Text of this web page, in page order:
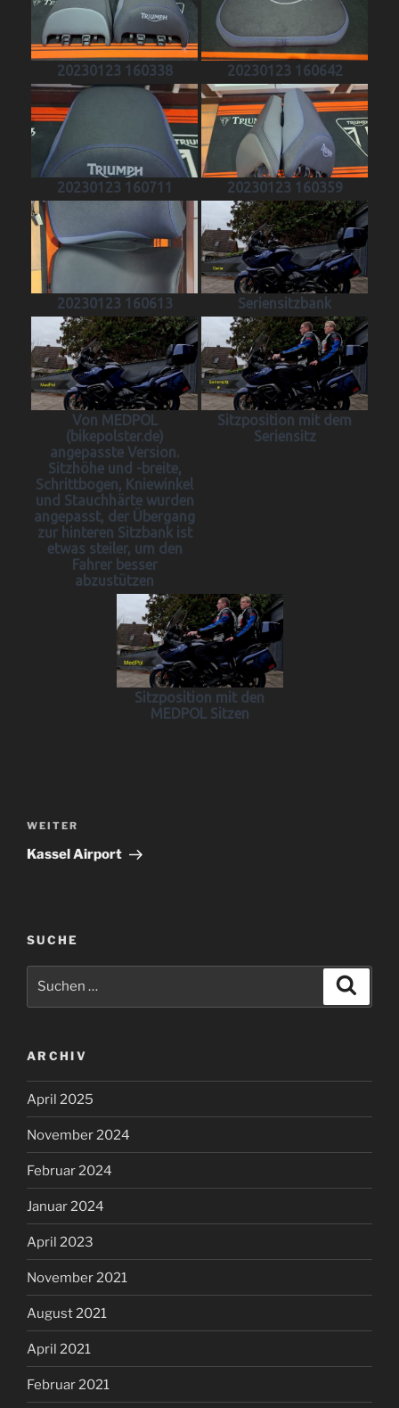
20230123 160338 20230123 160642
20230123 160711 20230123 160359
20230123 160613 Seriensitzbank
Von MEDPOL
(bikepolster.de)
angepasste Version.
Sitzhöhe und -breite,
Schrittbogen, Kniewinkel
und Stauchhärte wurden
angepasst, der Übergang
zur hinteren Sitzbank ist
etwas steiler, um den
Fahrer besser
abzustützen
Sitzposition mit dem
Seriensitz
Sitzposition mit den
MEDPOL Sitzen
Nächster
Beitrag
WEITER
Kassel Airport
SUCHE
ARCHIV
April 2025
November 2024
Februar 2024
Januar 2024
April 2023
November 2021
August 2021
April 2021
Februar 2021